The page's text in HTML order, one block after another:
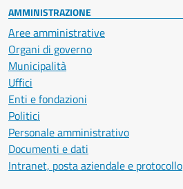
AMMINISTRAZIONE
Aree amministrative
Organi di governo
Municipalità
Uffici
Enti e fondazioni
Politici
Personale amministrativo
Documenti e dati
Intranet, posta aziendale e protocollo